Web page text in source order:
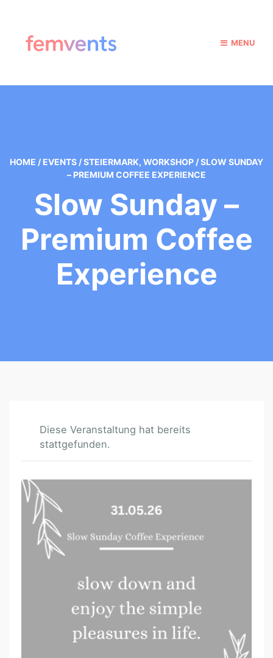
MENU
HOME / EVENTS /STEIERMARK, WORKSHOP /SLOW SUNDAY
– PREMIUM COFFEE EXPERIENCE
Slow Sunday –
Premium Coffee
Experience
Diese Veranstaltung hat bereits
stattgefunden.
S
L
O
W